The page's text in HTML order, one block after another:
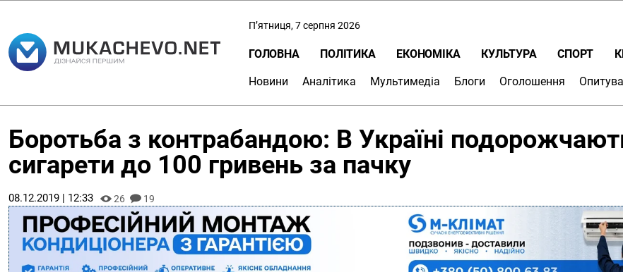
П’ятниця, 7 серпня 2026
ГОЛОВНА ПОЛІТИКА ЕКОНОМІКА КУЛЬТУРА СПОРТ
Новини Аналітика Мультимедіа Блоги Оголошення
Боротьба з контрабандою: В Україні
сигарети до 100 гривень за пачку
08.12.2019 | 12:33 26 19